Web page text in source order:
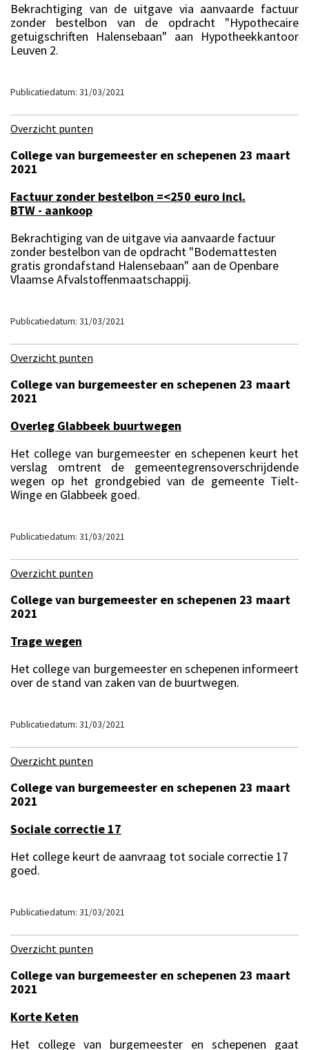
Bekrachtiging van de uitgave via aanvaarde factuur
zonder bestelbon van de opdracht "Hypothecaire
getuigschriften Halensebaan" aan Hypotheekkantoor
Leuven 2.
Publicatiedatum: 31/03/2021
Overzicht punten
College van burgemeester en schepenen 23 maart
2021
Factuur zonder bestelbon =<250 euro incl.
BTW - aankoop
Bekrachtiging van de uitgave via aanvaarde factuur
zonder bestelbon van de opdracht "Bodemattesten
gratis grondafstand Halensebaan" aan de Openbare
Vlaamse Afvalstoffenmaatschappij.
Publicatiedatum: 31/03/2021
Overzicht punten
College van burgemeester en schepenen 23 maart
2021
Overleg Glabbeek buurtwegen
Het college van burgemeester en schepenen keurt het
verslag omtrent de gemeentegrensoverschrijdende
wegen op het grondgebied van de gemeente Tielt-
Winge en Glabbeek goed.
Publicatiedatum: 31/03/2021
Overzicht punten
College van burgemeester en schepenen 23 maart
2021
Trage wegen
Het college van burgemeester en schepenen informeert
over de stand van zaken van de buurtwegen.
Publicatiedatum: 31/03/2021
Overzicht punten
College van burgemeester en schepenen 23 maart
2021
Sociale correctie 17
Het college keurt de aanvraag tot sociale correctie 17
goed.
Publicatiedatum: 31/03/2021
Overzicht punten
College van burgemeester en schepenen 23 maart
2021
Korte Keten
Het college van burgemeester en schepenen gaat